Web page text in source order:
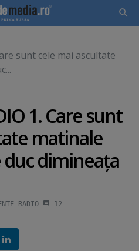
sunt cele mai ascultate
1. Care sunt
matinale
duc dimineaţa
RADIO 12